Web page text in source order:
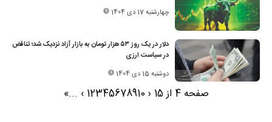
چهارشنبه 17 دی 1404
دلار در یک روز ۵۳ هزار تومان به بازار آزاد نزدیک شد؛ تناقض
در سیاست ارزی
دوشنبه 15 دی 1404
صفحه 4 از 15 ‹
12345678910
›
...
»